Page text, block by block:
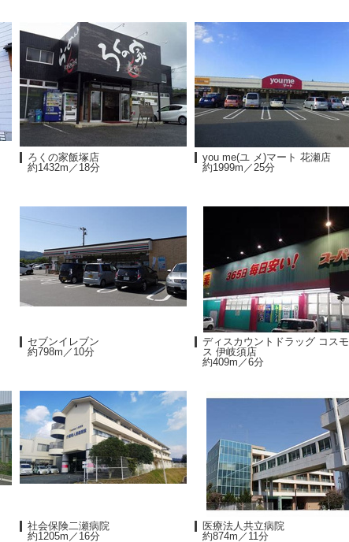
ろくの家飯塚店
約1432m／18分
you me(ユ メ)マート 花瀬店
約1999m／25分
セブンイレブン
約798m／10分
ディスカウントドラッグ コスモ
ス 伊岐須店
約409m／6分
社会保険二瀬病院
約1205m／16分
医療法人共立病院
約874m／11分